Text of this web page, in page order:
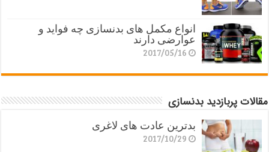
انواع مکمل های بدنسازی چه فواید و
عوارضی دارند
2017/05/16
مقالات پربازدید بدنسازی
بدترین عادت های لاغری
2017/10/29